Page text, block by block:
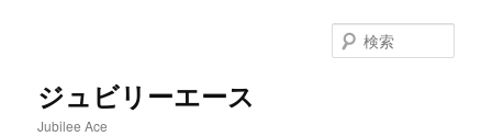
ジュビリーエース
Jubilee Ace
索